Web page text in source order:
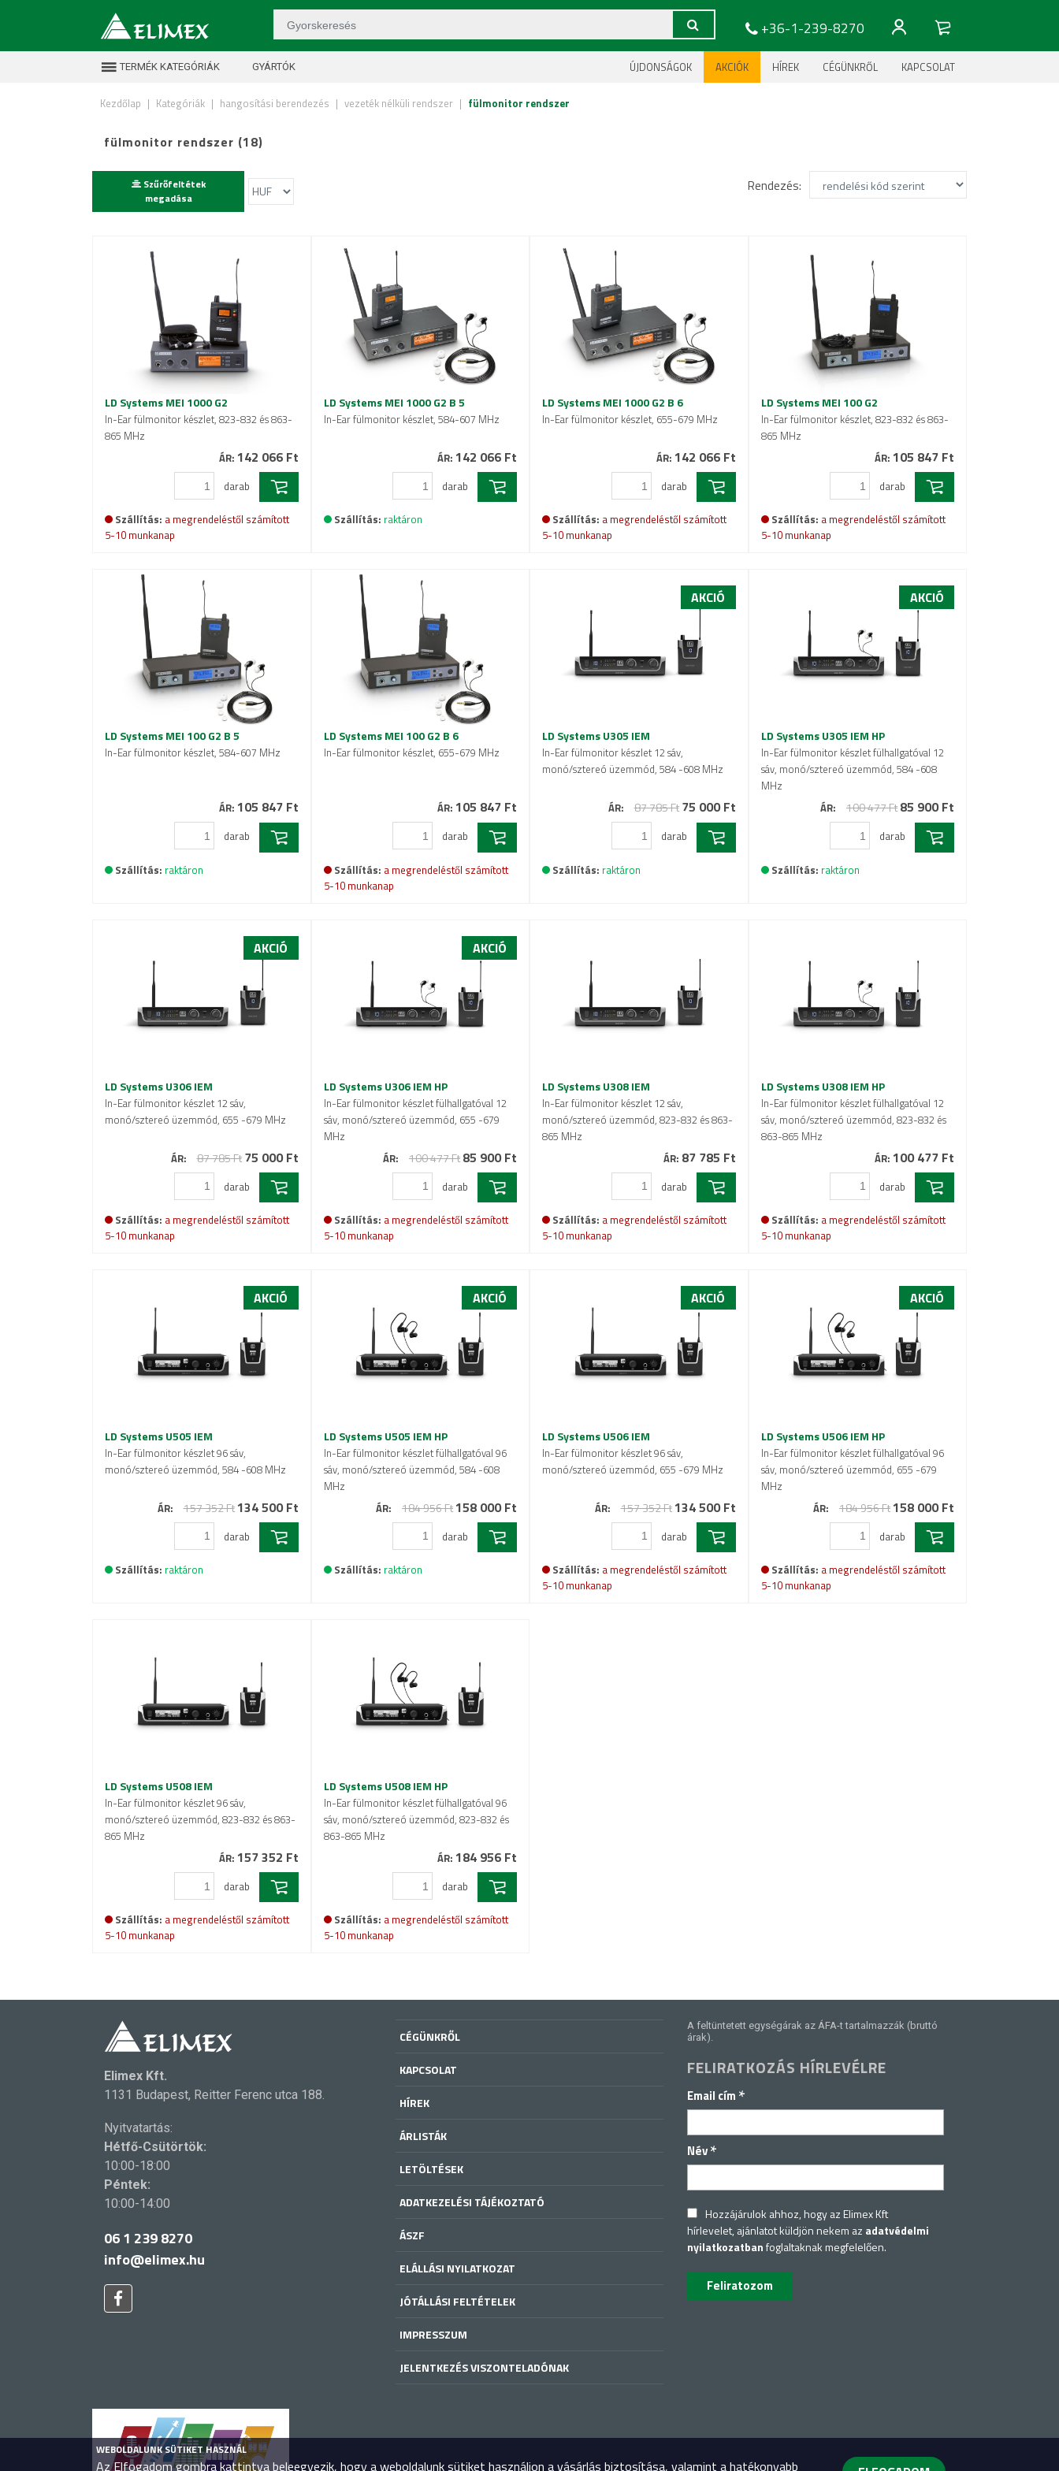
+36-1-239-8270
TERMÉK KATEGÓRIÁK GYÁRTÓK KAPCSOLAT
CÉGÜNKRŐL
HÍREK
AKCIÓK
ÚJDONSÁGOK
Kezdőlap | Kategóriák | hangosítási berendezés | vezeték nélküli rendszer | fülmonitor rendszer
fülmonitor rendszer (18)
Szűrőfeltétek
megadása
Rendezés:
LD Systems MEI 1000 G2
In-Ear fülmonitor készlet, 823-832 és 863-
865 MHz
ÁR: 142 066 Ft
darab
Szállítás: a megrendeléstől számított
5-10 munkanap
LD Systems MEI 1000 G2 B 5
In-Ear fülmonitor készlet, 584-607 MHz
ÁR: 142 066 Ft
darab
Szállítás: raktáron
LD Systems MEI 1000 G2 B 6
In-Ear fülmonitor készlet, 655-679 MHz
ÁR: 142 066 Ft
darab
Szállítás: a megrendeléstől számított
5-10 munkanap
LD Systems MEI 100 G2
In-Ear fülmonitor készlet, 823-832 és 863-
865 MHz
ÁR: 105 847 Ft
darab
Szállítás: a megrendeléstől számított
5-10 munkanap
LD Systems MEI 100 G2 B 5
In-Ear fülmonitor készlet, 584-607 MHz
ÁR: 105 847 Ft
darab
Szállítás: raktáron
LD Systems MEI 100 G2 B 6
In-Ear fülmonitor készlet, 655-679 MHz
ÁR: 105 847 Ft
darab
Szállítás: a megrendeléstől számított
5-10 munkanap
AKCIÓ
LD Systems U305 IEM
In-Ear fülmonitor készlet 12 sáv,
monó/sztereó üzemmód, 584 -608 MHz
ÁR: 87 785 Ft 75 000 Ft
darab
Szállítás: raktáron
AKCIÓ
LD Systems U305 IEM HP
In-Ear fülmonitor készlet fülhallgatóval 12
sáv, monó/sztereó üzemmód, 584 -608
MHz
ÁR:
100 477 Ft85 900 Ft
darab
Szállítás: raktáron
AKCIÓ
LD Systems U306 IEM
In-Ear fülmonitor készlet 12 sáv,
monó/sztereó üzemmód, 655 -679 MHz
ÁR: 87 785 Ft 75 000 Ft
darab
Szállítás: a megrendeléstől számított
5-10 munkanap
AKCIÓ
LD Systems U306 IEM HP
In-Ear fülmonitor készlet fülhallgatóval 12
sáv, monó/sztereó üzemmód, 655 -679
MHz
ÁR:
100 477 Ft85 900 Ft
darab
Szállítás: a megrendeléstől számított
5-10 munkanap
LD Systems U308 IEM
In-Ear fülmonitor készlet 12 sáv,
monó/sztereó üzemmód, 823-832 és 863-
865 MHz
ÁR: 87 785 Ft
darab
Szállítás: a megrendeléstől számított
5-10 munkanap
LD Systems U308 IEM HP
In-Ear fülmonitor készlet fülhallgatóval 12
sáv, monó/sztereó üzemmód, 823-832 és
863-865 MHz
ÁR: 100 477 Ft
darab
Szállítás: a megrendeléstől számított
5-10 munkanap
AKCIÓ
LD Systems U505 IEM
In-Ear fülmonitor készlet 96 sáv,
monó/sztereó üzemmód, 584 -608 MHz
ÁR: 157 352 Ft 134 500 Ft
darab
Szállítás: raktáron
AKCIÓ
LD Systems U505 IEM HP
In-Ear fülmonitor készlet fülhallgatóval 96
sáv, monó/sztereó üzemmód, 584 -608
MHz
ÁR:
184 956 Ft158 000 Ft
darab
Szállítás: raktáron
AKCIÓ
LD Systems U506 IEM
In-Ear fülmonitor készlet 96 sáv,
monó/sztereó üzemmód, 655 -679 MHz
ÁR: 157 352 Ft 134 500 Ft
darab
Szállítás: a megrendeléstől számított
5-10 munkanap
AKCIÓ
LD Systems U506 IEM HP
In-Ear fülmonitor készlet fülhallgatóval 96
sáv, monó/sztereó üzemmód, 655 -679
MHz
ÁR:
184 956 Ft158 000 Ft
darab
Szállítás: a megrendeléstől számított
5-10 munkanap
LD Systems U508 IEM
In-Ear fülmonitor készlet 96 sáv,
monó/sztereó üzemmód, 823-832 és 863-
865 MHz
ÁR: 157 352 Ft
darab
Szállítás: a megrendeléstől számított
5-10 munkanap
LD Systems U508 IEM HP
In-Ear fülmonitor készlet fülhallgatóval 96
sáv, monó/sztereó üzemmód, 823-832 és
863-865 MHz
ÁR: 184 956 Ft
darab
Szállítás: a megrendeléstől számított
5-10 munkanap
Elimex Kft.
1131 Budapest, Reitter Ferenc utca 188.
Nyitvatartás:
Hétfő-Csütörtök:
10:00-18:00
Péntek:
10:00-14:00
06 1 239 8270
info@elimex.hu
CÉGÜNKRŐL
KAPCSOLAT
HÍREK
ÁRLISTÁK
LETÖLTÉSEK
ADATKEZELÉSI TÁJÉKOZTATÓ
ÁSZF
ELÁLLÁSI NYILATKOZAT
JÓTÁLLÁSI FELTÉTELEK
IMPRESSZUM
JELENTKEZÉS VISZONTELADÓNAK
A feltüntetett egységárak az ÁFA-t tartalmazzák (bruttó
árak).
FELIRATKOZÁS HÍRLEVÉLRE
Email cím *
Név*
Hozzájárulok ahhoz, hogy az Elimex Kft
hírlevelet, ajánlatot küldjön nekem az adatvédelmi
nyilatkozatbanfoglaltaknak megfelelően.
WEBOLDALUNK SÜTIKET HASZNÁL
Az Elfogadom gombra kattintva beleegyezik, hogy a weboldalunk sütiket használjon a vásárlás biztosítása, valamint a hatékonyabb